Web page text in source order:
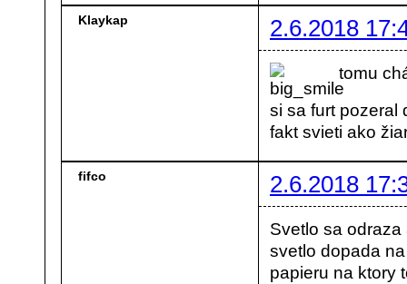
Klaykap 2.6.2018
tomu
si sa furt pozeral
fakt svieti ako
fifco 2.6.2018
Svetlo sa
svetlo dopada
papieru na ktory